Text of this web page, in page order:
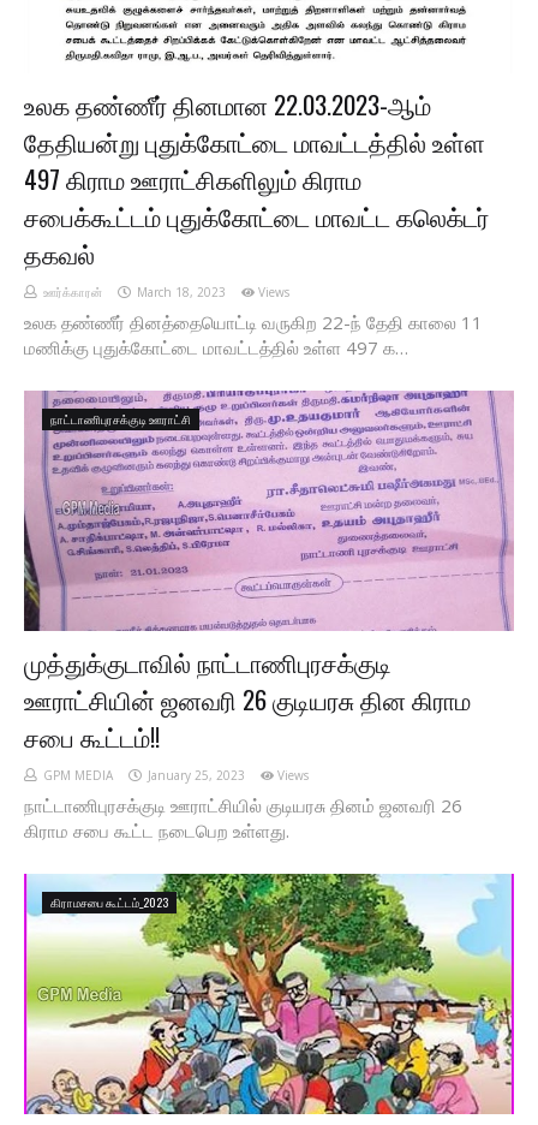
உலக தண்ணீர் தினமான 22.03.2023-ஆம்
தேதியன்று புதுக்கோட்டை மாவட்டத்தில் உள்ள
497 கிராம ஊராட்சிகளிலும் கிராம
சபைக்கூட்டம் புதுக்கோட்டை மாவட்ட கலெக்டர்
தகவல்
ஊர்க்காரன் March 18, 2023 Views
உலக தண்ணீர் தினத்தையொட்டி வருகிற 22-ந் தேதி காலை 11
மணிக்கு புதுக்கோட்டை மாவட்டத்தில் உள்ள 497 க…
நாட்டாணிபுரசக்குடி ஊராட்சி
முத்துக்குடாவில் நாட்டாணிபுரசக்குடி
ஊராட்சியின் ஜனவரி 26 குடியரசு தின கிராம
சபை கூட்டம்!!
GPM MEDIA January 25, 2023 Views
நாட்டாணிபுரசக்குடி ஊராட்சியில் குடியரசு தினம் ஜனவரி 26
கிராம சபை கூட்ட நடைபெற உள்ளது.
கிராமசபை கூட்டம்_2023